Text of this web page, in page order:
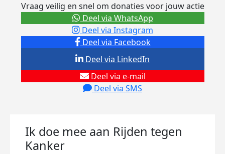
Vraag veilig en snel om donaties voor jouw actie
Deel via Facebook
Deel via Instagram
Deel via e-mail
Deel via SMS
Deel via LinkedIn
Deel via WhatsApp
Ik doe mee aan Rijden tegen
Kanker